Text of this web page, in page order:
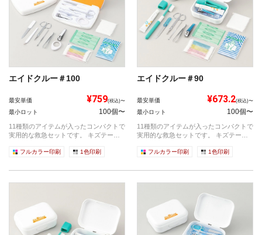
エイドクルー＃100
最安単価 ¥759(税込)〜
最小ロット 100個〜
11種類のアイテムが入ったコンパクトで
実用的な救急セットです。 キズテー
フルカラー印刷 1色印刷
エイドクルー＃90
最安単価 ¥673.2(税込)〜
最小ロット 100個〜
11種類のアイテムが入ったコンパクトで
実用的な救急セットです。 キズテー
フルカラー印刷 1色印刷